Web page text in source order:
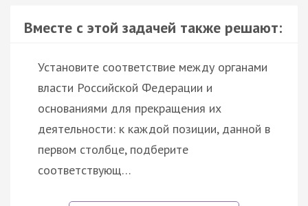
Вместе с этой задачей также решают:
Установите соответствие между органами
власти Российской Федерации и
основаниями для прекращения их
деятельности: к каждой позиции, данной в
первом столбце, подберите
соответствующ…